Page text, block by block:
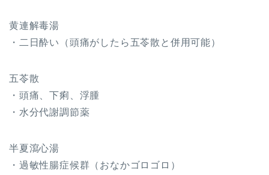
黄連解毒湯
・二日酔い（頭痛がしたら五苓散と併用可能）
五苓散
・頭痛、下痢、浮腫
・水分代謝調節薬
半夏瀉心湯
・過敏性腸症候群（おなかゴロゴロ）